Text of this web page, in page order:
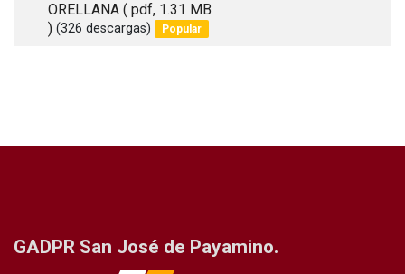
ORELLANA ( pdf, 1.31 MB
) (326 descargas) Popular
GADPR San José de Payamino.